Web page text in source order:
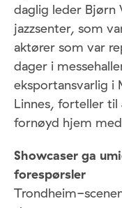
daglig leder Bjørn
jazzsenter, som
aktører som var
dager i
eksportansvarlig i
Linnes, forteller til
fornøyd hjem
Showcaser ga
forespørsler
Trondheim-